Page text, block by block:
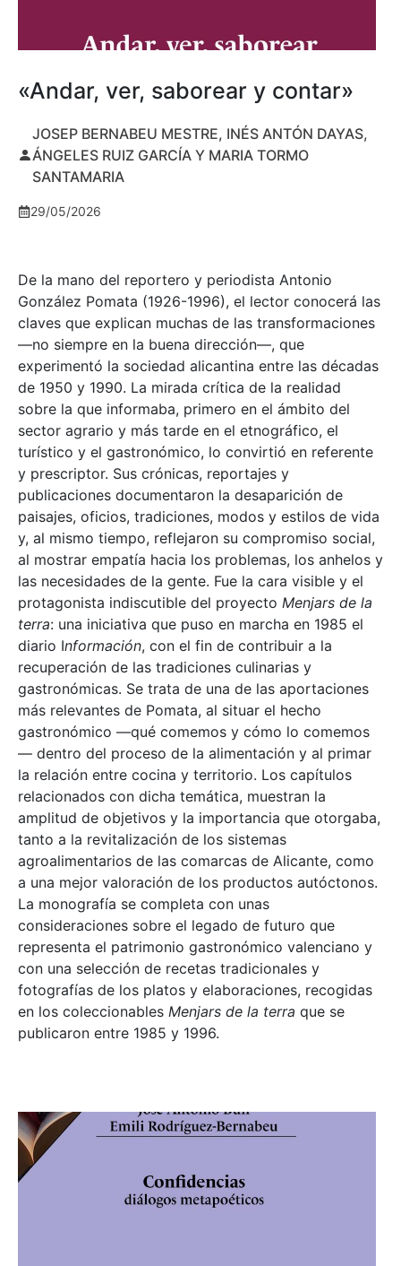
«Andar, ver, saborear y contar»
JOSEP BERNABEU MESTRE, INÉS ANTÓN DAYAS,
ÁNGELES RUIZ GARCÍA Y MARIA TORMO
SANTAMARIA
29/05/2026
De la mano del reportero y periodista Antonio
González Pomata (1926-1996), el lector conocerá las
claves que explican muchas de las transformaciones
—no siempre en la buena dirección—, que
experimentó la sociedad alicantina entre las décadas
de 1950 y 1990. La mirada crítica de la realidad
sobre la que informaba, primero en el ámbito del
sector agrario y más tarde en el etnográfico, el
turístico y el gastronómico, lo convirtió en referente
y prescriptor. Sus crónicas, reportajes y
publicaciones documentaron la desaparición de
paisajes, oficios, tradiciones, modos y estilos de vida
y, al mismo tiempo, reflejaron su compromiso social,
al mostrar empatía hacia los problemas, los anhelos y
las necesidades de la gente. Fue la cara visible y el
protagonista indiscutible del proyecto Menjars de la
terra: una iniciativa que puso en marcha en 1985 el
diario Información, con el fin de contribuir a la
recuperación de las tradiciones culinarias y
gastronómicas. Se trata de una de las aportaciones
más relevantes de Pomata, al situar el hecho
gastronómico —qué comemos y cómo lo comemos
— dentro del proceso de la alimentación y al primar
la relación entre cocina y territorio. Los capítulos
relacionados con dicha temática, muestran la
amplitud de objetivos y la importancia que otorgaba,
tanto a la revitalización de los sistemas
agroalimentarios de las comarcas de Alicante, como
a una mejor valoración de los productos autóctonos.
La monografía se completa con unas
consideraciones sobre el legado de futuro que
representa el patrimonio gastronómico valenciano y
con una selección de recetas tradicionales y
fotografías de los platos y elaboraciones, recogidas
en los coleccionables Menjars de la terra que se
publicaron entre 1985 y 1996.